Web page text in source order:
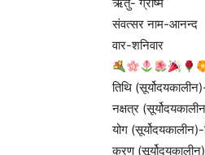
संवत्सर नाम-आनन्द
वार-शनिवार
तिथि
नक्षत्र
योग
करण